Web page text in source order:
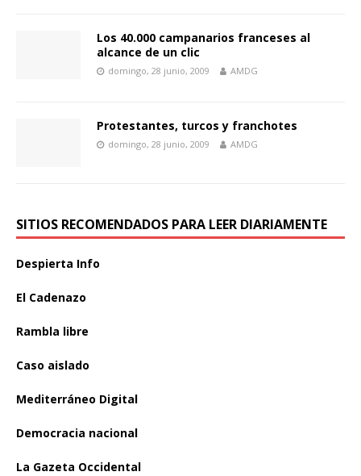
Los 40.000 campanarios franceses al
alcance de un clic
domingo, 28 junio, 2009 AMDG
Protestantes, turcos y franchotes
domingo, 28 junio, 2009 AMDG
SITIOS RECOMENDADOS PARA LEER DIARIAMENTE
Despierta Info
El Cadenazo
Rambla libre
Caso aislado
Mediterráneo Digital
Democracia nacional
La Gazeta Occidental